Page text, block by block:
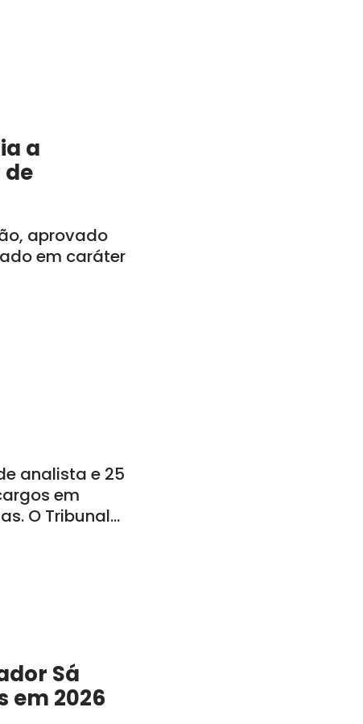
a
aprovado
em caráter
analista e 25
em
O Tribunal
Sá
em 2026